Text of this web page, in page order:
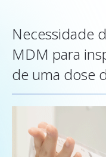
Necessidade
MDM para
de uma dose